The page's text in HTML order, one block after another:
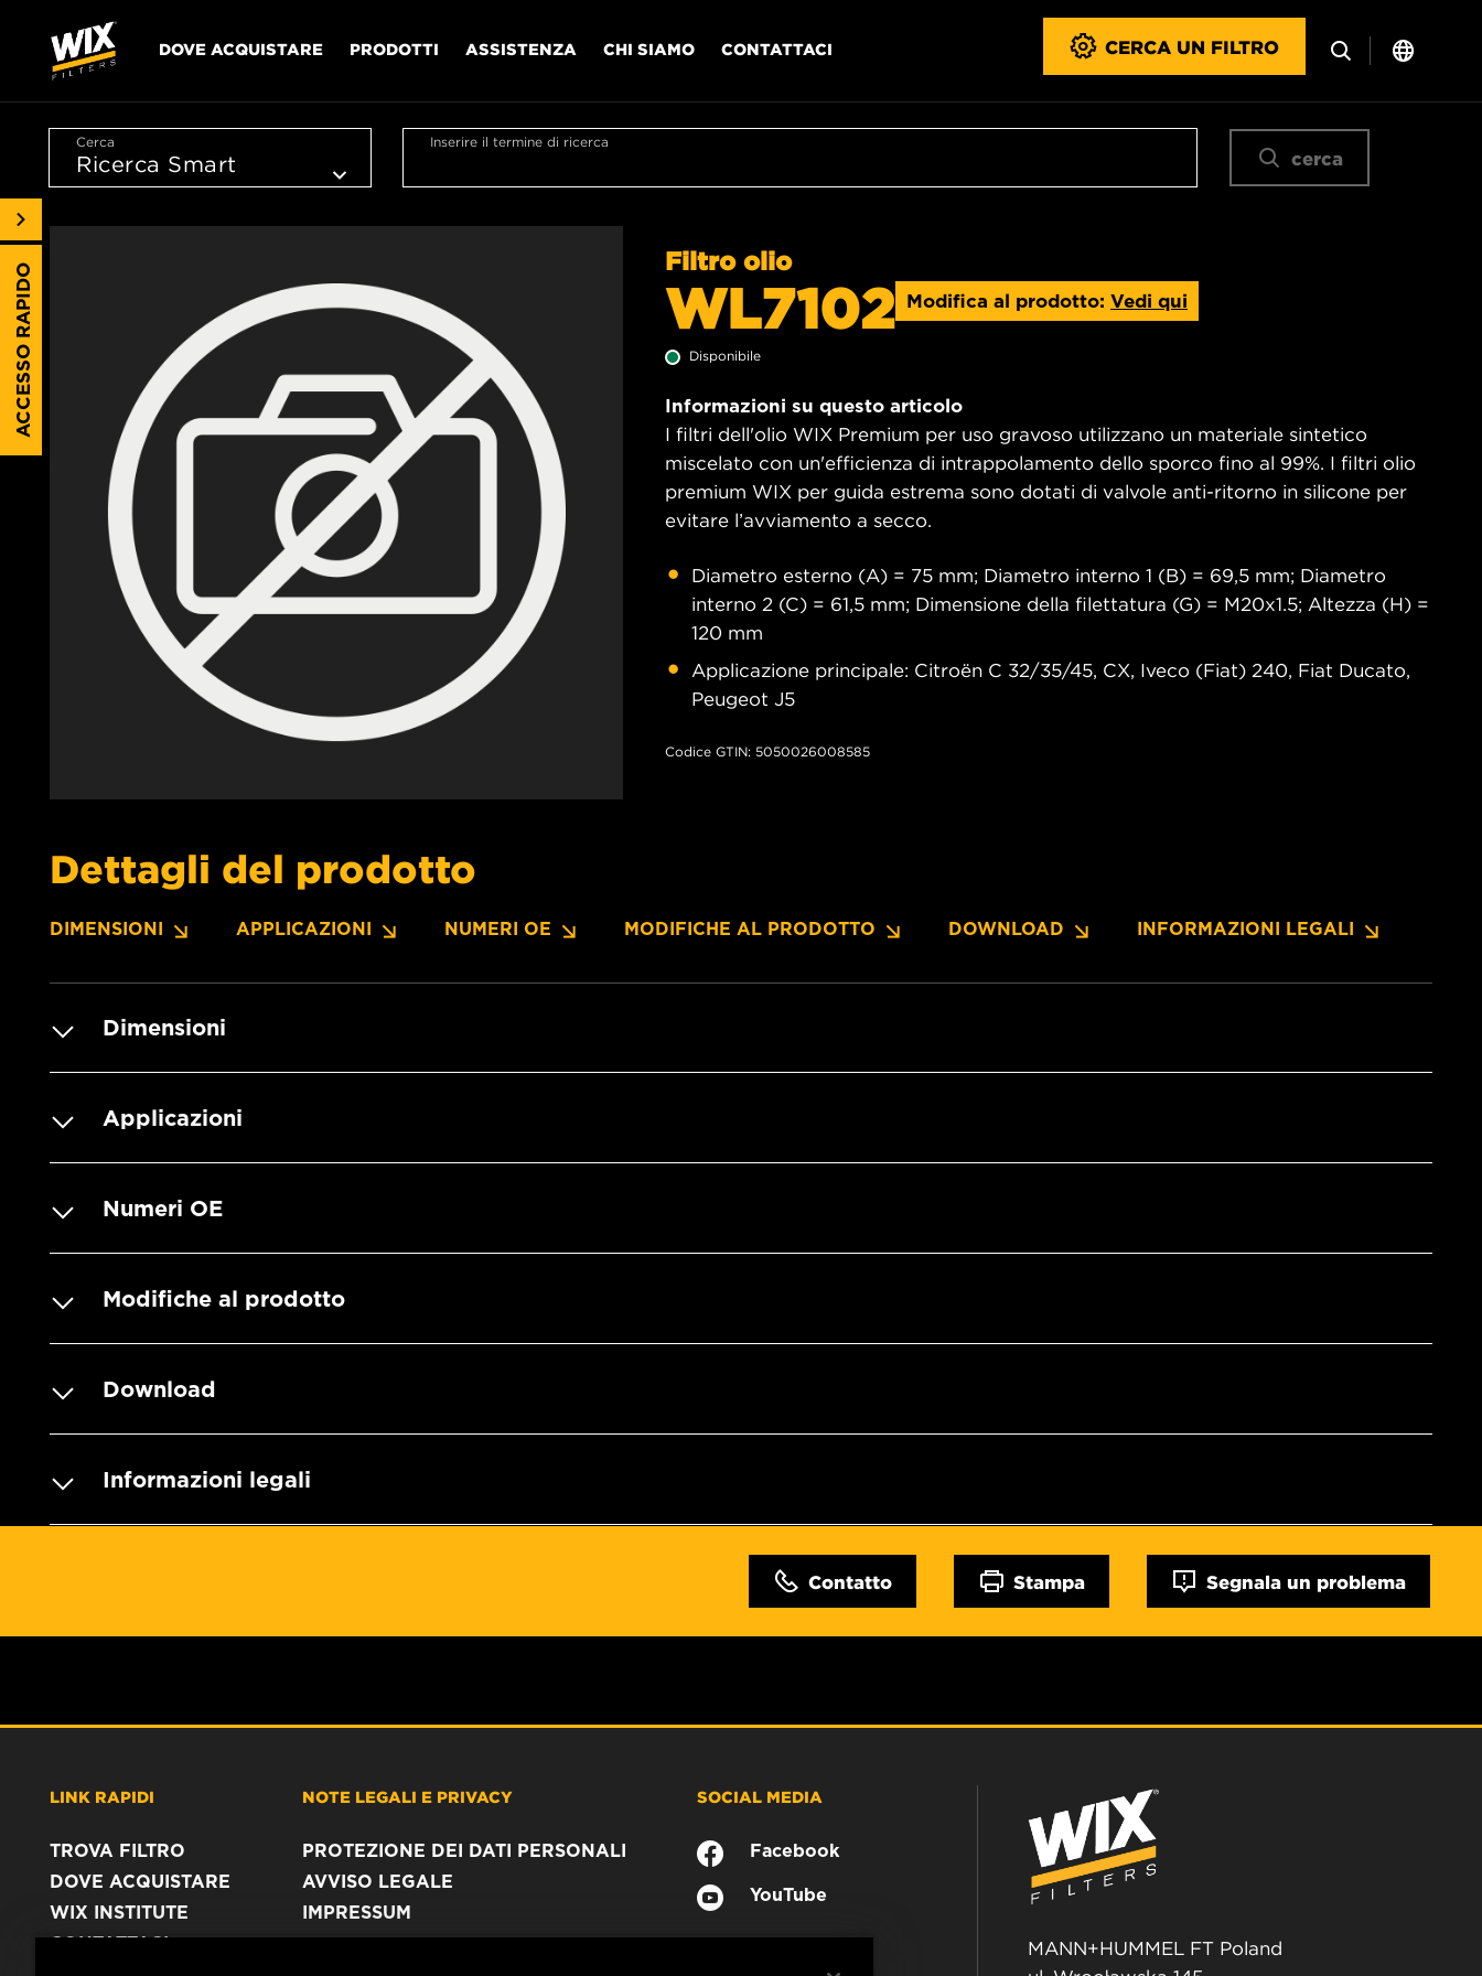
DOVE ACQUISTARE PRODOTTI ASSISTENZA CHI SIAMO CONTATTACI CERCA UN FILTRO
Cerca Inserire il termine di ricerca
cerca
Filtro olio
WL7102 Modifica al prodotto: Vedi qui
Disponibile
Informazioni su questo articolo
I filtri dell'olio WIX Premium per uso gravoso utilizzano un materiale sintetico
miscelato con un'efficienza di intrappolamento dello sporco fino al 99%. I filtri olio
premium WIX per guida estrema sono dotati di valvole anti-ritorno in silicone per
evitare l’avviamento a secco.
Diametro esterno (A) = 75 mm; Diametro interno 1 (B) = 69,5 mm; Diametro
interno 2 (C) = 61,5 mm; Dimensione della filettatura (G) = M20x1.5; Altezza (H) =
120 mm
Applicazione principale: Citroën C 32/35/45, CX, Iveco (Fiat) 240, Fiat Ducato,
Peugeot J5
Codice GTIN: 5050026008585
Dettagli del prodotto
DIMENSIONI APPLICAZIONI NUMERI OE MODIFICHE AL PRODOTTO DOWNLOAD INFORMAZIONI LEGALI
Dimensioni
Applicazioni
Numeri OE
Modifiche al prodotto
Download
Informazioni legali
Contatto Stampa Segnala un problema
ACCESSO RAPIDO
LINK RAPIDI
TROVA FILTRO
DOVE ACQUISTARE
WIX INSTITUTE
CONTATTACI
NOTE LEGALI E PRIVACY
PROTEZIONE DEI DATI PERSONALI
AVVISO LEGALE
IMPRESSUM
SOCIAL MEDIA
Facebook
YouTube
MANN+HUMMEL FT Poland